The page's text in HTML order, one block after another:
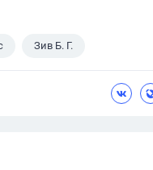
Зив Б. Г.